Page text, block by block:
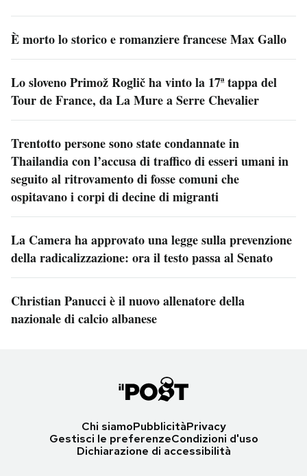
È morto lo storico e romanziere francese Max Gallo
Lo sloveno Primož Roglič ha vinto la 17ª tappa del
Tour de France, da La Mure a Serre Chevalier
Trentotto persone sono state condannate in
Thailandia con l’accusa di traffico di esseri umani in
seguito al ritrovamento di fosse comuni che
ospitavano i corpi di decine di migranti
La Camera ha approvato una legge sulla prevenzione
della radicalizzazione: ora il testo passa al Senato
Christian Panucci è il nuovo allenatore della
nazionale di calcio albanese
Chi siamoPubblicitàPrivacy
Gestisci le preferenzeCondizioni d'uso
Dichiarazione di accessibilità